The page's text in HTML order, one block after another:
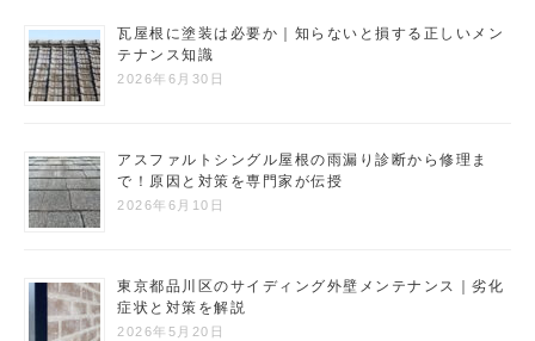
瓦屋根に塗装は必要か｜知らないと損する正しいメン
テナンス知識
2026年6月30日
アスファルトシングル屋根の雨漏り診断から修理ま
で！原因と対策を専門家が伝授
2026年6月10日
東京都品川区のサイディング外壁メンテナンス｜劣化
症状と対策を解説
2026年5月20日